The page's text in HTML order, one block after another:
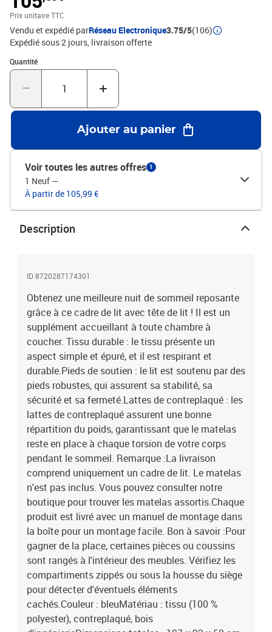
contreplaqué assurent une bonne répartition du poids,
garantissant que le matelas reste en place à chaque torsion de
votre corps pendant le sommeil. Remarque :La livraison comprend
uniquement un cadre de lit. Le matelas n'est pas inclus. Vous
pouvez consulter notre boutique pour trouver les matelas
assortis.Chaque produit est livré avec un manuel de montage dans
la boîte pour un montage facile. Bon à savoir :Pour gagner de la
meubles. Vérifiez les compartiments zippés ou sous la housse du
siège pour détecter d'éventuels éléments cachés.Couleur :
bleuMatériau : tissu (100 % polyester), contreplaqué, bois
d'ingénierieDimensions totales : 197 x 93 x 50 cm (L x l x
H)Dimensions du matelas correspondant : 90 x 190 cm (l x L)
(matelas non inclus)
Prix unitaire TTC
Vendu et expédié parRéseau Electronique3.75/5(106)
Expédié sous 2 jours livraison offerte
Quantité
Quantité : 1
Ajouter au panier
Voir toutes les autres offres 1
1 Neuf —
À partir de 105,99 €
Description
ID 8720287174301
Obtenez une meilleure nuit de sommeil reposante
grâce à ce cadre de lit avec tête de lit ! Il est un
supplément accueillant à toute chambre à
coucher. Tissu durable : le tissu présente un
aspect simple et épuré, et il est respirant et
durable.Pieds de soutien : le lit est soutenu par des
pieds robustes, qui assurent sa stabilité, sa
sécurité et sa fermeté.Lattes de contreplaqué : les
lattes de contreplaqué assurent une bonne
répartition du poids, garantissant que le matelas
reste en place à chaque torsion de votre corps
pendant le sommeil. Remarque :La livraison
comprend uniquement un cadre de lit. Le matelas
n'est pas inclus. Vous pouvez consulter notre
boutique pour trouver les matelas assortis.Chaque
produit est livré avec un manuel de montage dans
la boîte pour un montage facile. Bon à savoir :Pour
gagner de la place, certaines pièces ou coussins
sont rangés à l'intérieur des meubles. Vérifiez les
compartiments zippés ou sous la housse du siège
pour détecter d'éventuels éléments
cachés.Couleur : bleuMatériau : tissu (100 %
polyester), contreplaqué, bois